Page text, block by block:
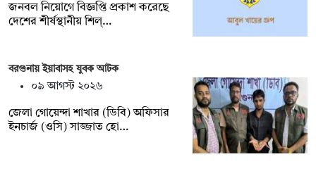
জনবল নিয়োগে বিজ্ঞপ্তি প্রকাশ করেছে
দেশের শীর্ষস্থানীয় শিল্…
বরগুনায় ইয়াবাসহ যুবক আটক
০৯ আগস্ট ২০২৬
জেলা গোয়েন্দা শাখার (ডিবি) অফিসার
ইনচার্জ (ওসি) সাজ্জাত হো…